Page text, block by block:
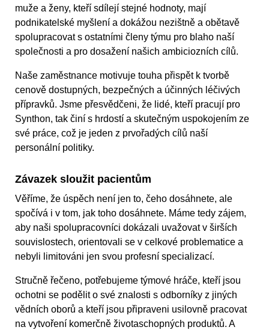
muže a ženy, kteří sdílejí stejné hodnoty, mají
podnikatelské myšlení a dokážou nezištně a obětavě
spolupracovat s ostatními členy týmu pro blaho naší
společnosti a pro dosažení našich ambiciozních cílů.
Naše zaměstnance motivuje touha přispět k tvorbě
cenově dostupných, bezpečných a účinných léčivých
přípravků. Jsme přesvědčeni, že lidé, kteří pracují pro
Synthon, tak činí s hrdostí a skutečným uspokojením ze
své práce, což je jeden z prvořadých cílů naší
personální politiky.
Závazek sloužit pacientům
Věříme, že úspěch není jen to, čeho dosáhnete, ale
spočívá i v tom, jak toho dosáhnete. Máme tedy zájem,
aby naši spolupracovníci dokázali uvažovat v širších
souvislostech, orientovali se v celkové problematice a
nebyli limitováni jen svou profesní specializací.
Stručně řečeno, potřebujeme týmové hráče, kteří jsou
ochotni se podělit o své znalosti s odborníky z jiných
vědních oborů a kteří jsou připraveni usilovně pracovat
na vytvoření komerčně životaschopných produktů. A